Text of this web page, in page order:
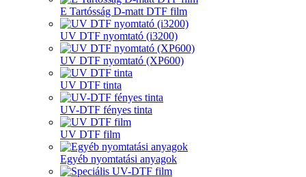
E Tartósság D-matt DTF film
UV DTF nyomtató (i3200)
UV DTF nyomtató (XP600)
UV DTF tinta
UV-DTF fényes tinta
UV DTF film
Egyéb nyomtatási anyagok